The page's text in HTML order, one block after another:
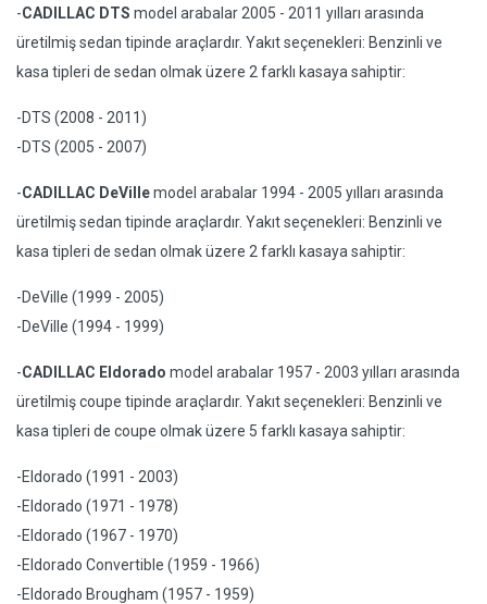
-CADILLAC DTS model arabalar 2005 - 2011 yılları arasında
üretilmiş sedan tipinde araçlardır. Yakıt seçenekleri: Benzinli ve
kasa tipleri de sedan olmak üzere 2 farklı kasaya sahiptir:
-DTS (2008 - 2011)
-DTS (2005 - 2007)
-CADILLAC DeVillemodel arabalar 1994 - 2005 yılları arasında
üretilmiş sedan tipinde araçlardır. Yakıt seçenekleri: Benzinli ve
kasa tipleri de sedan olmak üzere 2 farklı kasaya sahiptir:
-DeVille (1999 - 2005)
-DeVille (1994 - 1999)
-CADILLAC Eldorado model arabalar 1957 - 2003 yılları arasında
üretilmiş coupe tipinde araçlardır. Yakıt seçenekleri: Benzinli ve
kasa tipleri de coupe olmak üzere 5 farklı kasaya sahiptir:
-Eldorado (1991 - 2003)
-Eldorado (1971 - 1978)
-Eldorado (1967 - 1970)
-Eldorado Convertible (1959 - 1966)
-Eldorado Brougham (1957 - 1959)